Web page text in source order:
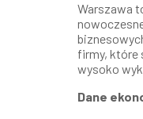
Warszawa
firmy, które
wysoko
Dane